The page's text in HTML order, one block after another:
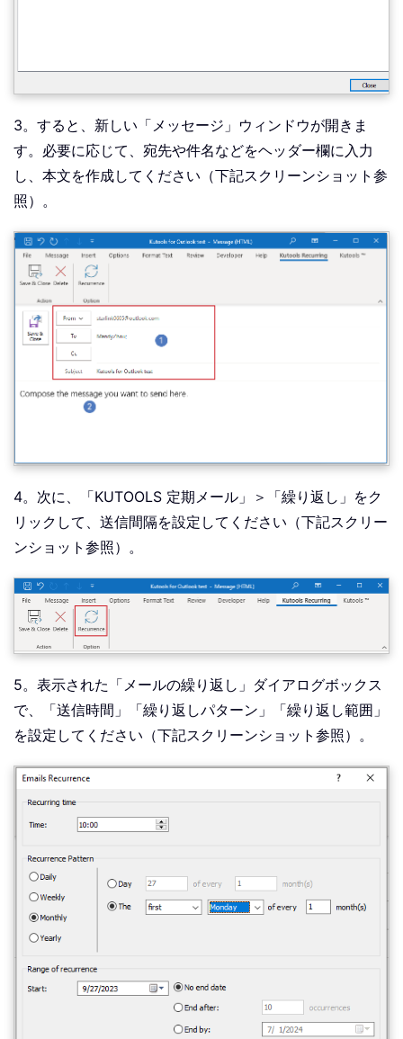
3。すると、新しい「メッセージ」ウィンドウが開きま
す。必要に応じて、宛先や件名などをヘッダー欄に入力
し、本文を作成してください（下記スクリーンショット参
照）。
4。次に、「KUTOOLS 定期メール」＞「繰り返し」をク
リックして、送信間隔を設定してください（下記スクリー
ンショット参照）。
5。表示された「メールの繰り返し」ダイアログボックス
で、「送信時間」「繰り返しパターン」「繰り返し範囲」
を設定してください（下記スクリーンショット参照）。